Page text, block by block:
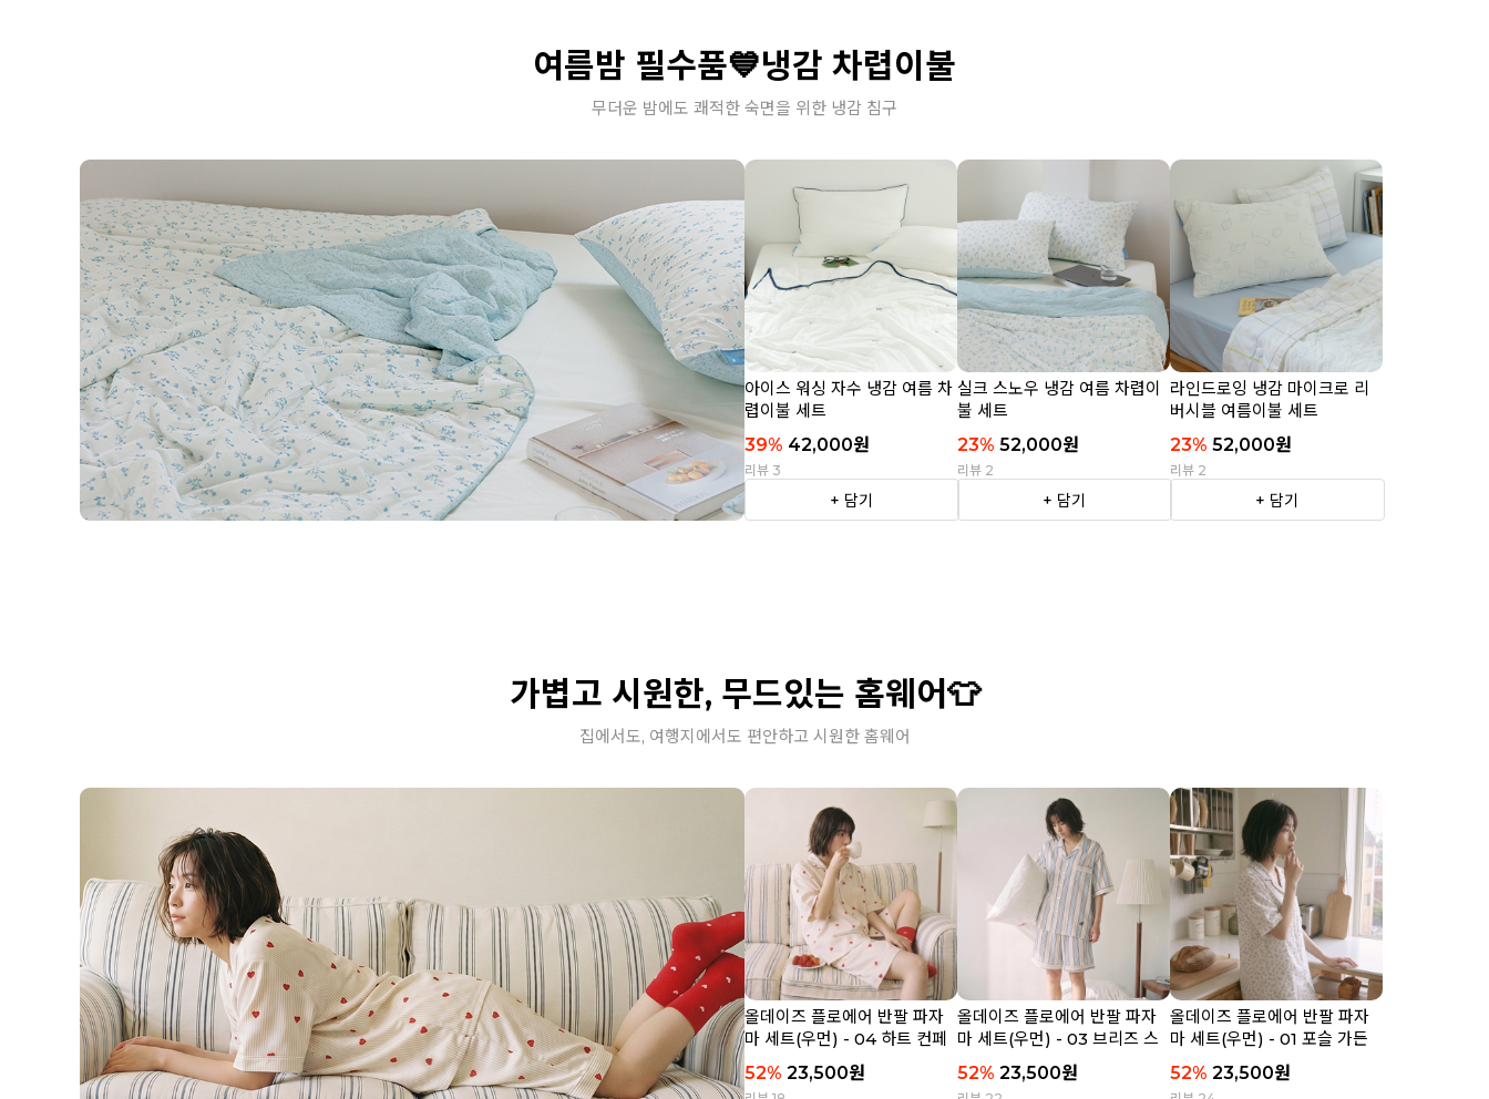
여름밤 필수품💙냉감 차렵이불
무더운 밤에도 쾌적한 숙면을 위한 냉감 침구
아이스 워싱 자수 냉감 여름 차
렵이불 세트
39% 42,000원
리뷰 3
+ 담기
실크 스노우 냉감 여름 차렵이
불 세트
23% 52,000원
리뷰 2
+ 담기
라인드로잉 냉감 마이크로 리
버시블 여름이불 세트
23% 52,000원
리뷰 2
+ 담기
가볍고 시원한, 무드있는 홈웨어👕
집에서도, 여행지에서도 편안하고 시원한 홈웨어
올데이즈 플로에어 반팔 파자
마 세트(우먼) - 04 하트 컨페
티
52% 23,500원
올데이즈 플로에어 반팔 파자
마 세트(우먼) - 03 브리즈 스
트라이프
52% 23,500원
올데이즈 플로에어 반팔 파자
마 세트(우먼) - 01 포슬 가든
52% 23,500원